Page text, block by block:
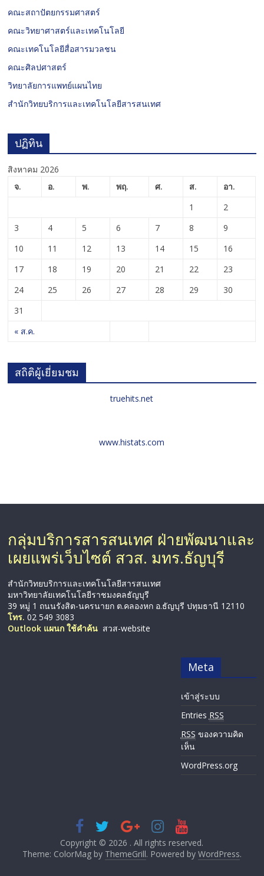
คณะสถาปัตยกรรมศาสตร์
คณะวิทยาศาสตร์และเทคโนโลยี
คณะเทคโนโลยีสื่อสารมวลชน
คณะศิลปศาสตร์
วิทยาลัยการแพทย์แผนไทย
สำนักวิทยบริการและเทคโนโลยีสารสนเทศ
ปฏิทิน
สิงหาคม 2026
จ.
อ. พ. พฤ. ศ. ส. อา.
« ส.ค.
1
2
3
4 5 6 7 8
9
10
11 12 13 14 15
16
17
18 19 20 21 22
23
24
25 26 27 28 29
30
31
สถิติผู้เยี่ยมชม
truehits.net
www.histats.com
กลุ่มบริการสารสนเทศ ฝ่ายพัฒนาและ
เผยแพร่เว็บไซต์ สวส. มทร.ธัญบุรี
สำนักวิทยบริการและเทคโนโลยีสารสนเทศ
มหาวิทยาลัยเทคโนโลยีราชมงคลธัญบุรี
39 หมู่ 1 ถนนรังสิต-นครนายก ต.คลองหก อ.ธัญบุรี ปทุมธานี 12110
โทร. 02 549 3083
Outlook แผนก ใช้คำค้น สวส-website
Meta
เข้าสู่ระบบ
Entries RSS
RSS ของความคิด
เห็น
WordPress.org
Copyright © 2026 . All rights reserved.
Theme: ColorMag by ThemeGrill. Powered by WordPress.